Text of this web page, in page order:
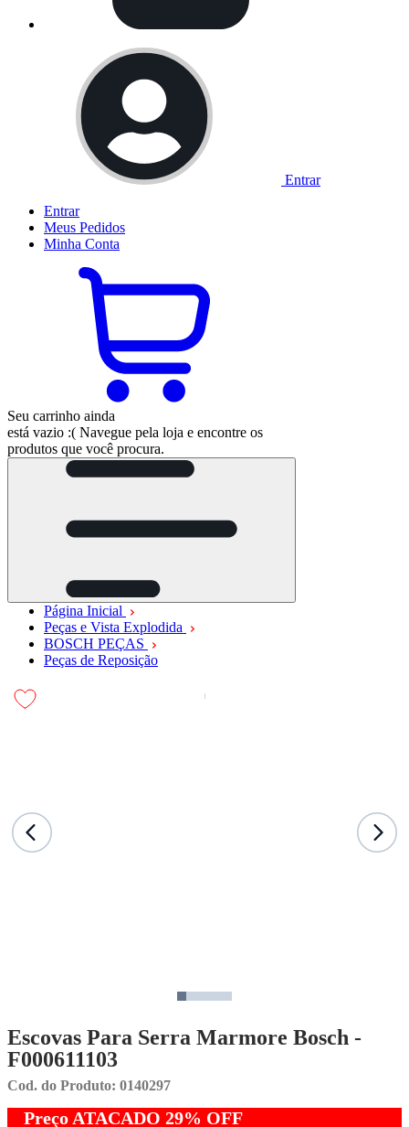
Entrar
Entrar
Meus Pedidos
Minha Conta
Seu carrinho ainda
está vazio :( Navegue pela loja e encontre os
produtos que você procura.
Página Inicial
Peças e Vista Explodida
BOSCH PEÇAS
Peças de Reposição
Escovas Para Serra Marmore Bosch -
F000611103
Cod. do Produto: 0140297
Preço ATACADO 29% OFF